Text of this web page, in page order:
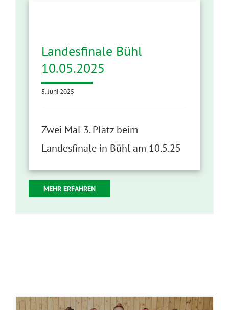
Landesfinale Bühl
10.05.2025
5. Juni 2025
Zwei Mal 3. Platz beim
Landesfinale in Bühl am 10.5.25
MEHR ERFAHREN